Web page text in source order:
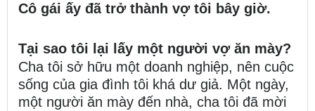
Cô gái ấy đã trở thành vợ tôi bây giờ.
Tại sao tôi lại lấy một người vợ ăn mày?
Cha tôi sở hữu một doanh nghiệp, nên cuộc
sống của gia đình tôi khá dư giả. Một ngày,
một người ăn mày đến nhà, cha tôi đã mời